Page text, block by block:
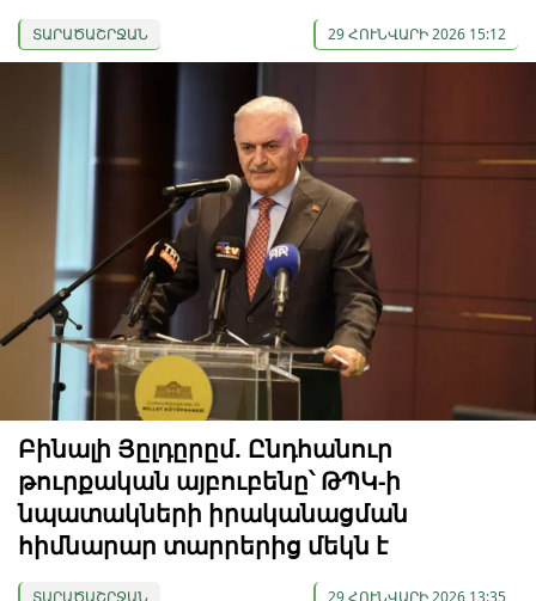
ՏԱՐԱԾԱՇՐՋԱՆ 29 ՀՈՒՆՎԱՐԻ 2026 15:12
Բինալի Յըլդըրըմ. Ընդհանուր
թուրքական այբուբենը՝ ԹՊԿ-ի
նպատակների իրականացման
հիմնարար տարրերից մեկն է